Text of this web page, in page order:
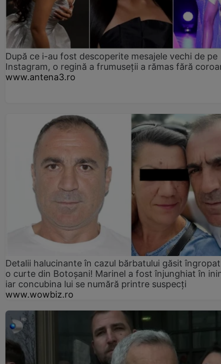
După ce i-au fost descoperite mesajele vechi de pe
Instagram, o regină a frumuseții a rămas fără
www.antena3.ro
Detalii halucinante în cazul bărbatului găsit
o curte din Botoșani! Marinel a fost înjunghiat în
iar concubina lui se numără printre suspecți
www.wowbiz.ro